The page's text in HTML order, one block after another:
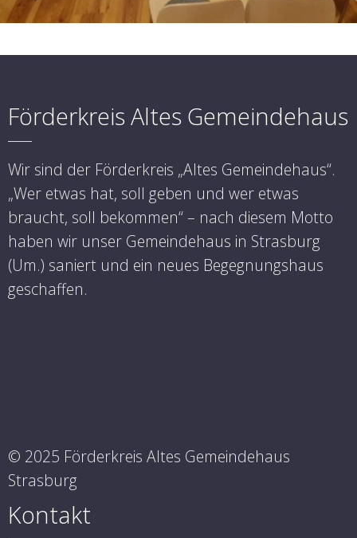
Förderkreis Altes Gemeindehaus
Wir sind der Förderkreis „Altes Gemeindehaus“.
„Wer etwas hat, soll geben und wer etwas
braucht, soll bekommen“ – nach diesem Motto
haben wir unser Gemeindehaus in Strasburg
(Um.) saniert und ein neues Begegnungshaus
geschaffen.
© 2025 Förderkreis Altes Gemeindehaus
Strasburg
Kontakt